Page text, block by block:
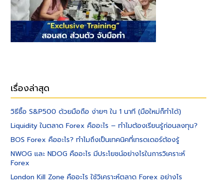
เรื่องล่าสุด
วิธีซื้อ S&P500 ด้วยมือถือ ง่ายๆ ใน 1 นาที (มือใหม่ก็ทำได้)
Liquidity ในตลาด Forex คืออะไร – ทำไมต้องเรียนรู้ก่อนลงทุน?
BOS Forex คืออะไร? ทำไมถึงเป็นเทคนิคที่เทรดเดอร์ต้องรู้
NWOG และ NDOG คืออะไร มีประโยชน์อย่างไรในการวิเคราะห์
Forex
London Kill Zone คืออะไร ใช้วิเคราะห์ตลาด Forex อย่างไร